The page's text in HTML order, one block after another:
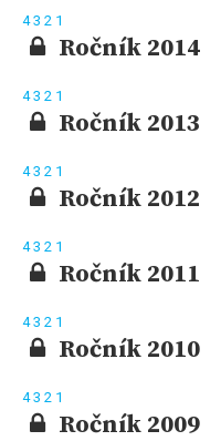
43 2 1
Ročník 2014
43 2 1
Ročník 2013
43 2 1
Ročník 2012
43 2 1
Ročník 2011
43 2 1
Ročník 2010
43 2 1
Ročník 2009